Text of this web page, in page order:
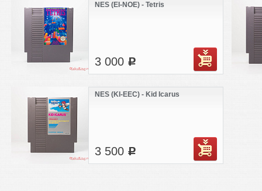
NES (EI-NOE) - Tetris
3 000 c
NES (KI-EEC) - Kid Icarus
3 500 c